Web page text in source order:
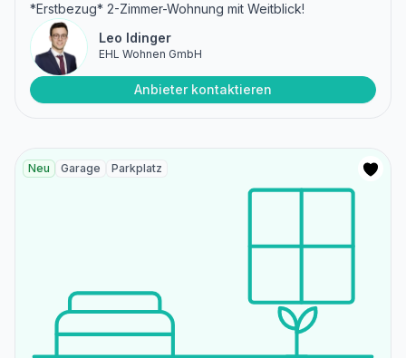
*Erstbezug* 2-Zimmer-Wohnung mit Weitblick!
Leo Idinger
EHL Wohnen GmbH
Anbieter kontaktieren
Neu Garage Parkplatz